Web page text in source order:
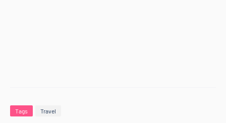
Tags Travel